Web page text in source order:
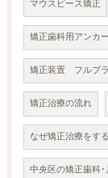
マウスピース矯正
矯正歯科用アンカ
矯正装置 フルブ
矯正治療の流れ
なぜ矯正治療をす
中央区の矯正歯科